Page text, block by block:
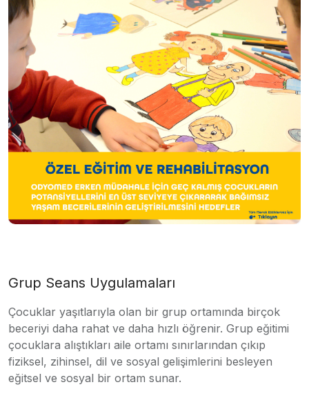
Grup Seans Uygulamaları
Çocuklar yaşıtlarıyla olan bir grup ortamında birçok
beceriyi daha rahat ve daha hızlı öğrenir. Grup eğitimi
çocuklara alıştıkları aile ortamı sınırlarından çıkıp
fiziksel, zihinsel, dil ve sosyal gelişimlerini besleyen
eğitsel ve sosyal bir ortam sunar.